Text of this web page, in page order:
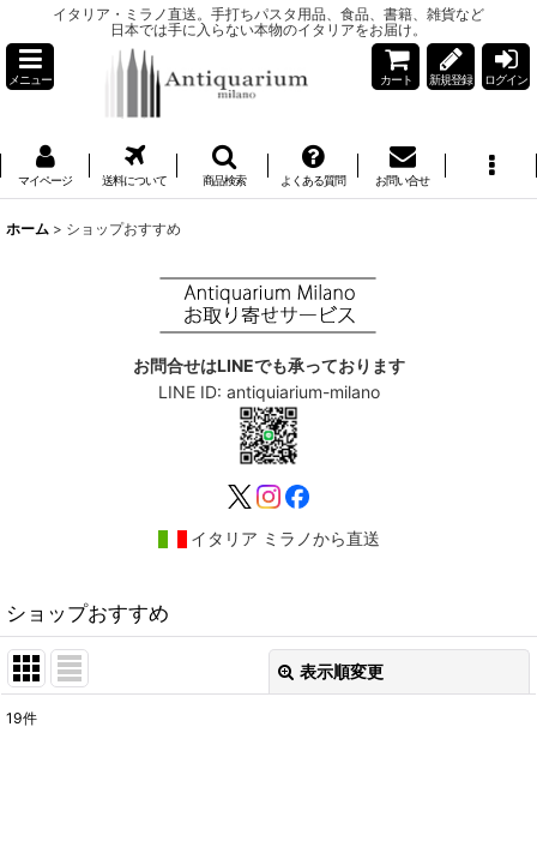
イタリア・ミラノ直送。手打ちパスタ用品、食品、書籍、雑貨など
日本では手に入らない本物のイタリアをお届け。
メニュー カート 新規登録 ログイン
マイページ 送料について 商品検索 よくある質問 お問い合せ
ホーム > ショップおすすめ
お問合せはLINEでも承っております
LINE ID: antiquiarium-milano
イタリア ミラノから直送
ショップおすすめ
表示順変更
19件